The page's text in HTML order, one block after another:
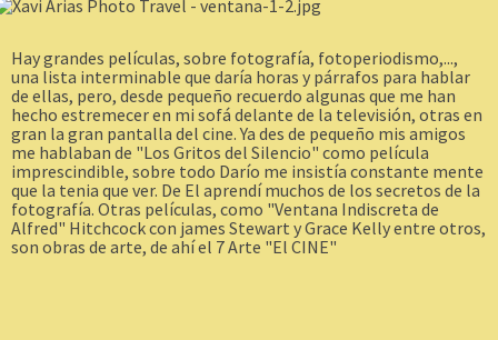
Hay grandes películas, sobre fotografía, fotoperiodismo,...,
una lista interminable que daría horas y párrafos para hablar
de ellas, pero, desde pequeño recuerdo algunas que me han
hecho estremecer en mi sofá delante de la televisión, otras en
gran la gran pantalla del cine. Ya des de pequeño mis amigos
me hablaban de "Los Gritos del Silencio" como película
imprescindible, sobre todo Darío me insistía constante mente
que la tenia que ver. De El aprendí muchos de los secretos de la
fotografía. Otras películas, como "Ventana Indiscreta de
Alfred" Hitchcock con james Stewart y Grace Kelly entre otros,
son obras de arte, de ahí el 7 Arte "El CINE"